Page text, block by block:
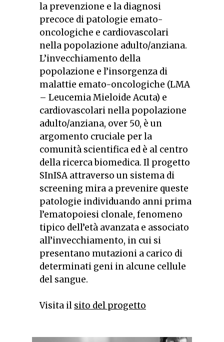
la prevenzione e la diagnosi
precoce di patologie emato-
oncologiche e cardiovascolari
nella popolazione adulto/anziana.
L’invecchiamento della
popolazione e l’insorgenza di
malattie emato-oncologiche (LMA
– Leucemia Mieloide Acuta) e
cardiovascolari nella popolazione
adulto/anziana, over 50, è un
argomento cruciale per la
comunità scientifica ed è al centro
della ricerca biomedica. Il progetto
SInISA attraverso un sistema di
screening mira a prevenire queste
patologie individuando anni prima
l’ematopoiesi clonale, fenomeno
tipico dell’età avanzata e associato
all’invecchiamento, in cui si
presentano mutazioni a carico di
determinati geni in alcune cellule
del sangue.
Visita il sito del progetto